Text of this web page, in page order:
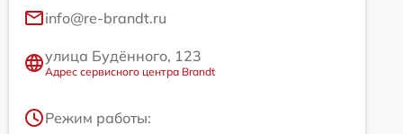
info@re-brandt.ru
улица Будённого, 123
Адрес сервисного центра Brandt
Режим работы: